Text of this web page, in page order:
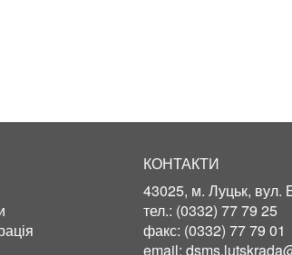
КОНТАКТИ
43025, м. Луцьк, вул.
тел.: (0332) 77 79 25
факс: (0332) 77 79 01
email: